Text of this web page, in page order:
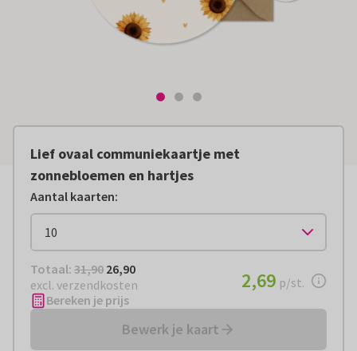
Lief ovaal communiekaartje met
zonnebloemen en hartjes
Aantal kaarten:
Totaal: € 26,90
Totaal: 31,90 26,90
excl. verzendkosten
€ 2,69per stuk
2,69 p/st.
Bereken je prijs
Bewerk je kaart